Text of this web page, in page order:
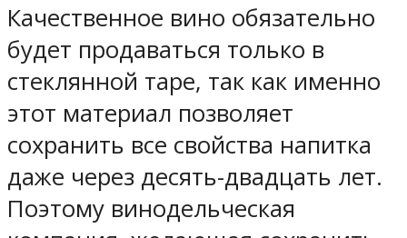
Качественное вино обязательно
будет продаваться только в
стеклянной таре, так как именно
этот материал позволяет
сохранить все свойства напитка
даже через десять-двадцать лет.
Поэтому винодельческая